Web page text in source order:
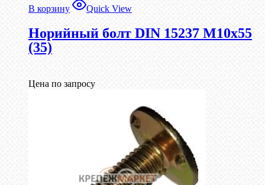
В корзину Quick View
Норийный болт DIN 15237 М10х55
(35)
Цена по запросу